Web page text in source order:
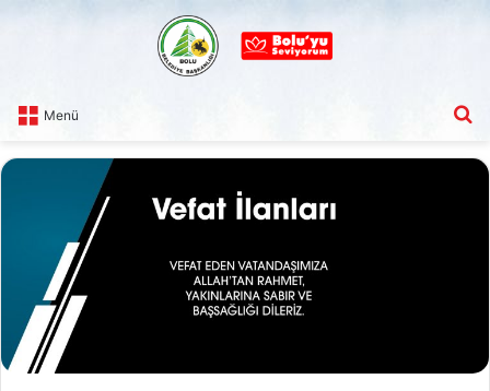
Menü